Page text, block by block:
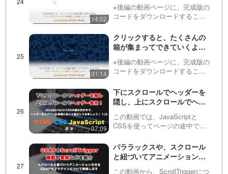
メニューを実装します…
14:02
しょう！全２回（第１回目）
※後編は動画の概要欄にありま
※後編の動画ページに、完成版の
コードをダウンロードすること
す！この動画では、クリックし
た座標をJSで取得し、そこを中
心にアイコンを外側に広がるよ
うに表示させてみます。動画…
31:14
クリックすると、たくさんの
箱が集まってできていくよう
GSAPで作ってみましょう！
全２回（第１回目） ※後編は
※後編の動画ページに、完成版の
コードをダウンロードすること
す！今回の動画では、画面のサ
イズに応じてJavaScriptで箱を作
り、それをメニューを開く際に
ランダムに表示さ…
07:09
下にスクロールでヘッダーを
隠し、上にスクロールでヘッ
てみましょう！全２回（第１
回目）
この動画では、JavaScriptと
CSSを使ってページの途中でス
ッダーの表示を切り替えるアニ
メーションを実装していきま
す。第２回目の動画はこちら
https://fact…
パララックスや、スクロール
と紐づいてアニメーションで
この動画から、ScrollTriggerにつ